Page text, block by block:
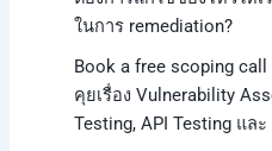
ในการ remediation?
Book a free scoping
คุยเรื่อง Vulnerability
Testing, API Testing แล